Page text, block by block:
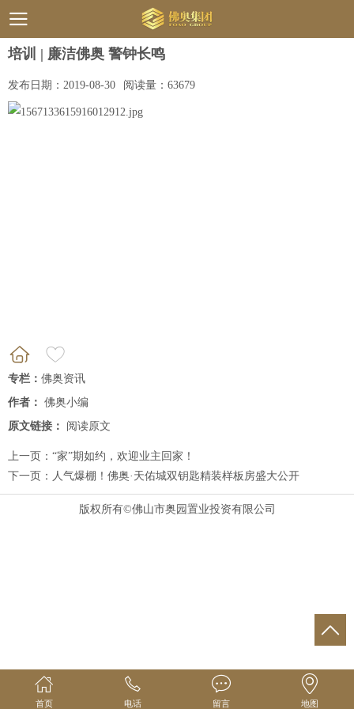
培训 | 廉洁佛奥 警钟长鸣
发布日期： 2019-08-30 阅读量： 63679
专栏： 佛奥资讯
作者： 佛奥小编
原文链接：
阅读原文
上一页： “家”期如约，欢迎业主回家！
下一页： 人气爆棚！佛奥·天佑城双钥匙精装样板房盛大公开
版权所有©佛山市奥园置业投资有限公司
首页 电话 留言 地图